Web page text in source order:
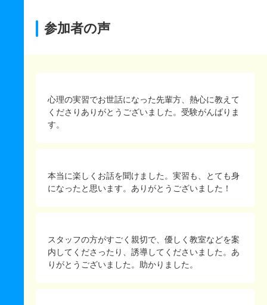
参加者の声
心理の実習でお世話になった先輩方、熱心に教えて
くださりありがとうございました。受験がんばりま
す。
本当に楽しくお話を聞けました。実習も、とても身
になったと思います。ありがとうございました！
スタッフの方がすごく親切で、優しく教室などを案
内してくださったり、誘導してくださいました。あ
りがとうございました。助かりました。